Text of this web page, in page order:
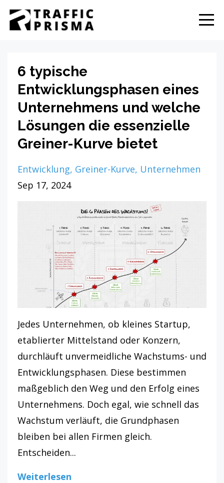
6 typische
Entwicklungsphasen eines
Unternehmens und welche
Lösungen die essenzielle
Greiner-Kurve bietet
Entwicklung Greiner-Kurve Unternehmen
Sep 17, 2024
Jedes Unternehmen, ob kleines Startup,
etablierter Mittelstand oder Konzern,
durchläuft unvermeidliche Wachstums- und
Entwicklungsphasen. Diese bestimmen
maßgeblich den Weg und den Erfolg eines
Unternehmens. Doch egal, wie schnell das
Wachstum verläuft, die Grundphasen
bleiben bei allen Firmen gleich.
Entscheiden...
Weiterlesen